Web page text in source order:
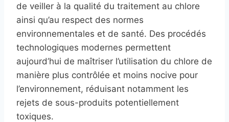
de veiller à la qualité du traitement au chlore
ainsi qu’au respect des normes
environnementales et de santé. Des procédés
technologiques modernes permettent
aujourd’hui de maîtriser l’utilisation du chlore de
manière plus contrôlée et moins nocive pour
l’environnement, réduisant notamment les
rejets de sous-produits potentiellement
toxiques.